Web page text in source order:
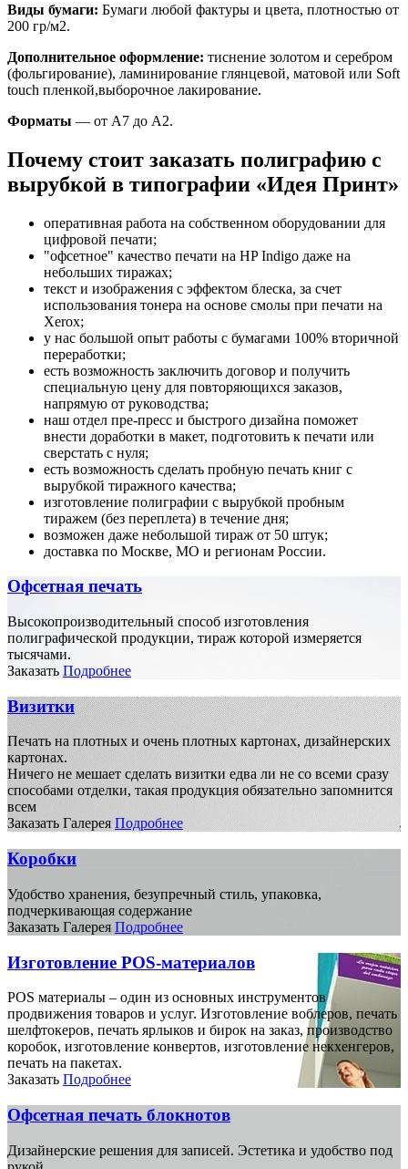
Виды бумаги: Бумаги любой фактуры и цвета, плотностью от
200 гр/м2.
Дополнительное оформление: тиснение золотом и серебром
(фольгирование), ламинирование глянцевой, матовой или Soft
touch пленкой,выборочное лакирование.
Форматы — от А7 до А2.
Почему стоит заказать полиграфию с
вырубкой в типографии «Идея Принт»
оперативная работа на собственном оборудовании для
цифровой печати;
"офсетное" качество печати на HP Indigo даже на
небольших тиражах;
текст и изображения с эффектом блеска, за счет
использования тонера на основе смолы при печати на
Xerox;
у нас большой опыт работы с бумагами 100% вторичной
переработки;
есть возможность заключить договор и получить
специальную цену для повторяющихся заказов,
напрямую от руководства;
наш отдел пре-пресс и быстрого дизайна поможет
внести доработки в макет, подготовить к печати или
сверстать с нуля;
есть возможность сделать пробную печать книг с
вырубкой тиражного качества;
изготовление полиграфии с вырубкой пробным
тиражем (без переплета) в течение дня;
возможен даже небольшой тираж от 50 штук;
доставка по Москве, МО и регионам России.
Офсетная печать
Высокопроизводительный способ изготовления
полиграфической продукции, тираж которой измеряется
тысячами.
Заказать Подробнее
Визитки
Печать на плотных и очень плотных картонах, дизайнерских
картонах.
Ничего не мешает сделать визитки едва ли не со всеми сразу
способами отделки, такая продукция обязательно запомнится
всем
Заказать Галерея Подробнее
Коробки
Удобство хранения, безупречный стиль, упаковка,
подчеркивающая содержание
Заказать Галерея Подробнее
Изготовление POS-материалов
POS материалы – один из основных инструментов
продвижения товаров и услуг. Изготовление воблеров, печать
шелфтокеров, печать ярлыков и бирок на заказ, производство
коробок, изготовление конвертов, изготовление некхенгеров,
печать на пакетах.
Заказать Подробнее
Офсетная печать блокнотов
Дизайнерские решения для записей. Эстетика и удобство под